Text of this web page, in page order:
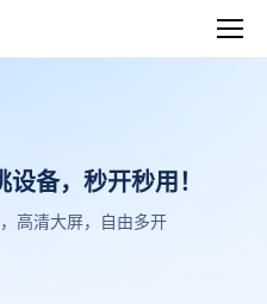
备，秒开秒用！
高清大屏，自由多开